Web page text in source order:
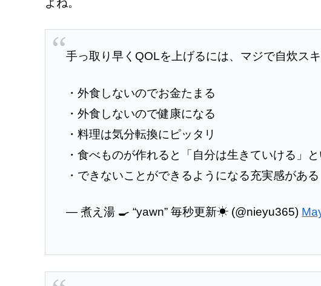
よね。
手っ取り早くQOLを上げるには、マジで自炊ス
・外食しないのでお金たまる
・外食しないので健康になる
・料理は気分転換にピッタリ
・食べものが作れると「自分は生きていける」
・できないことができるようになる充実感がある
— 煮え湯 🍳 “yawn” 毎秒更新☀ (@nieyu365)